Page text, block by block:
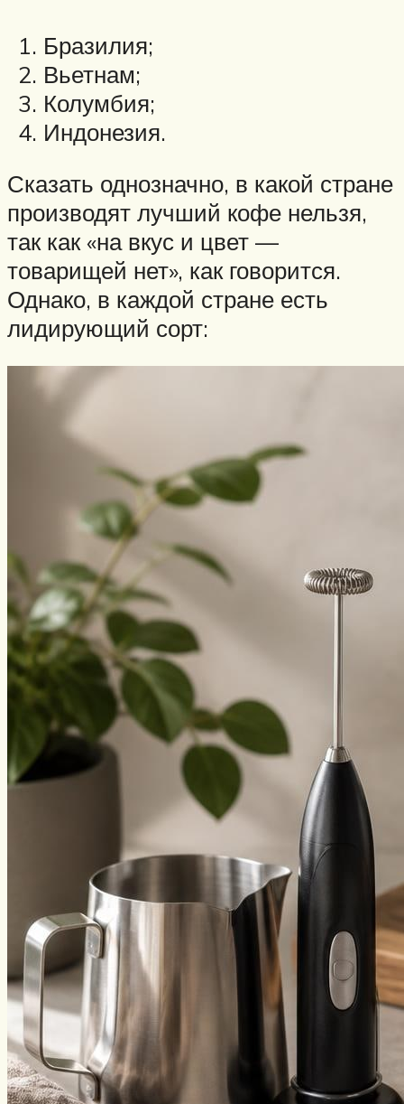
Бразилия;
Вьетнам;
Колумбия;
Индонезия.
Сказать однозначно, в какой стране
производят лучший кофе нельзя,
так как «на вкус и цвет —
товарищей нет», как говорится.
Однако, в каждой стране есть
лидирующий сорт: